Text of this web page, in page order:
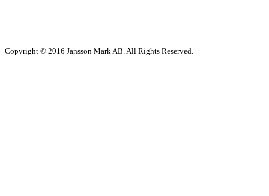
Copyright © 2016 Jansson Mark AB. All Rights Reserved.